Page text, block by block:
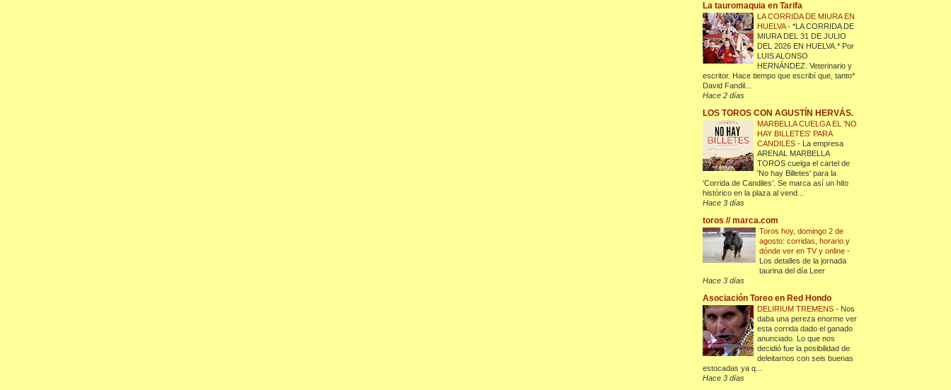
La tauromaquia en Tarifa
LA CORRIDA DE MIURA EN
HUELVA-*LA CORRIDA DE
MIURA DEL 31 DE JULIO
DEL 2026 EN HUELVA.* Por
LUIS ALONSO
HERNÁNDEZ. Veterinario y
escritor. Hace tiempo que escribí que, tanto*
David Fandil...
Hace 2 días
LOS TOROS CON AGUSTÍN HERVÁS.
MARBELLA CUELGA EL 'NO
HAY BILLETES' PARA
CANDILES- La empresa
ARENAL MARBELLA
TOROS cuelga el cartel de
'No hay Billetes' para la
‘Corrida de Candiles’. Se marca así un hito
histórico en la plaza al vend...
Hace 3 días
toros // marca.com
Toros hoy, domingo 2 de
agosto: corridas, horario y
dónde ver en TV y online-
Los detalles de la jornada
taurina del día Leer
Hace 3 días
Asociación Toreo en Red Hondo
DELIRIUM TREMENS- Nos
daba una pereza enorme ver
esta corrida dado el ganado
anunciado. Lo que nos
decidió fue la posibilidad de
deleitarnos con seis buenas
estocadas ya q...
Hace 3 días